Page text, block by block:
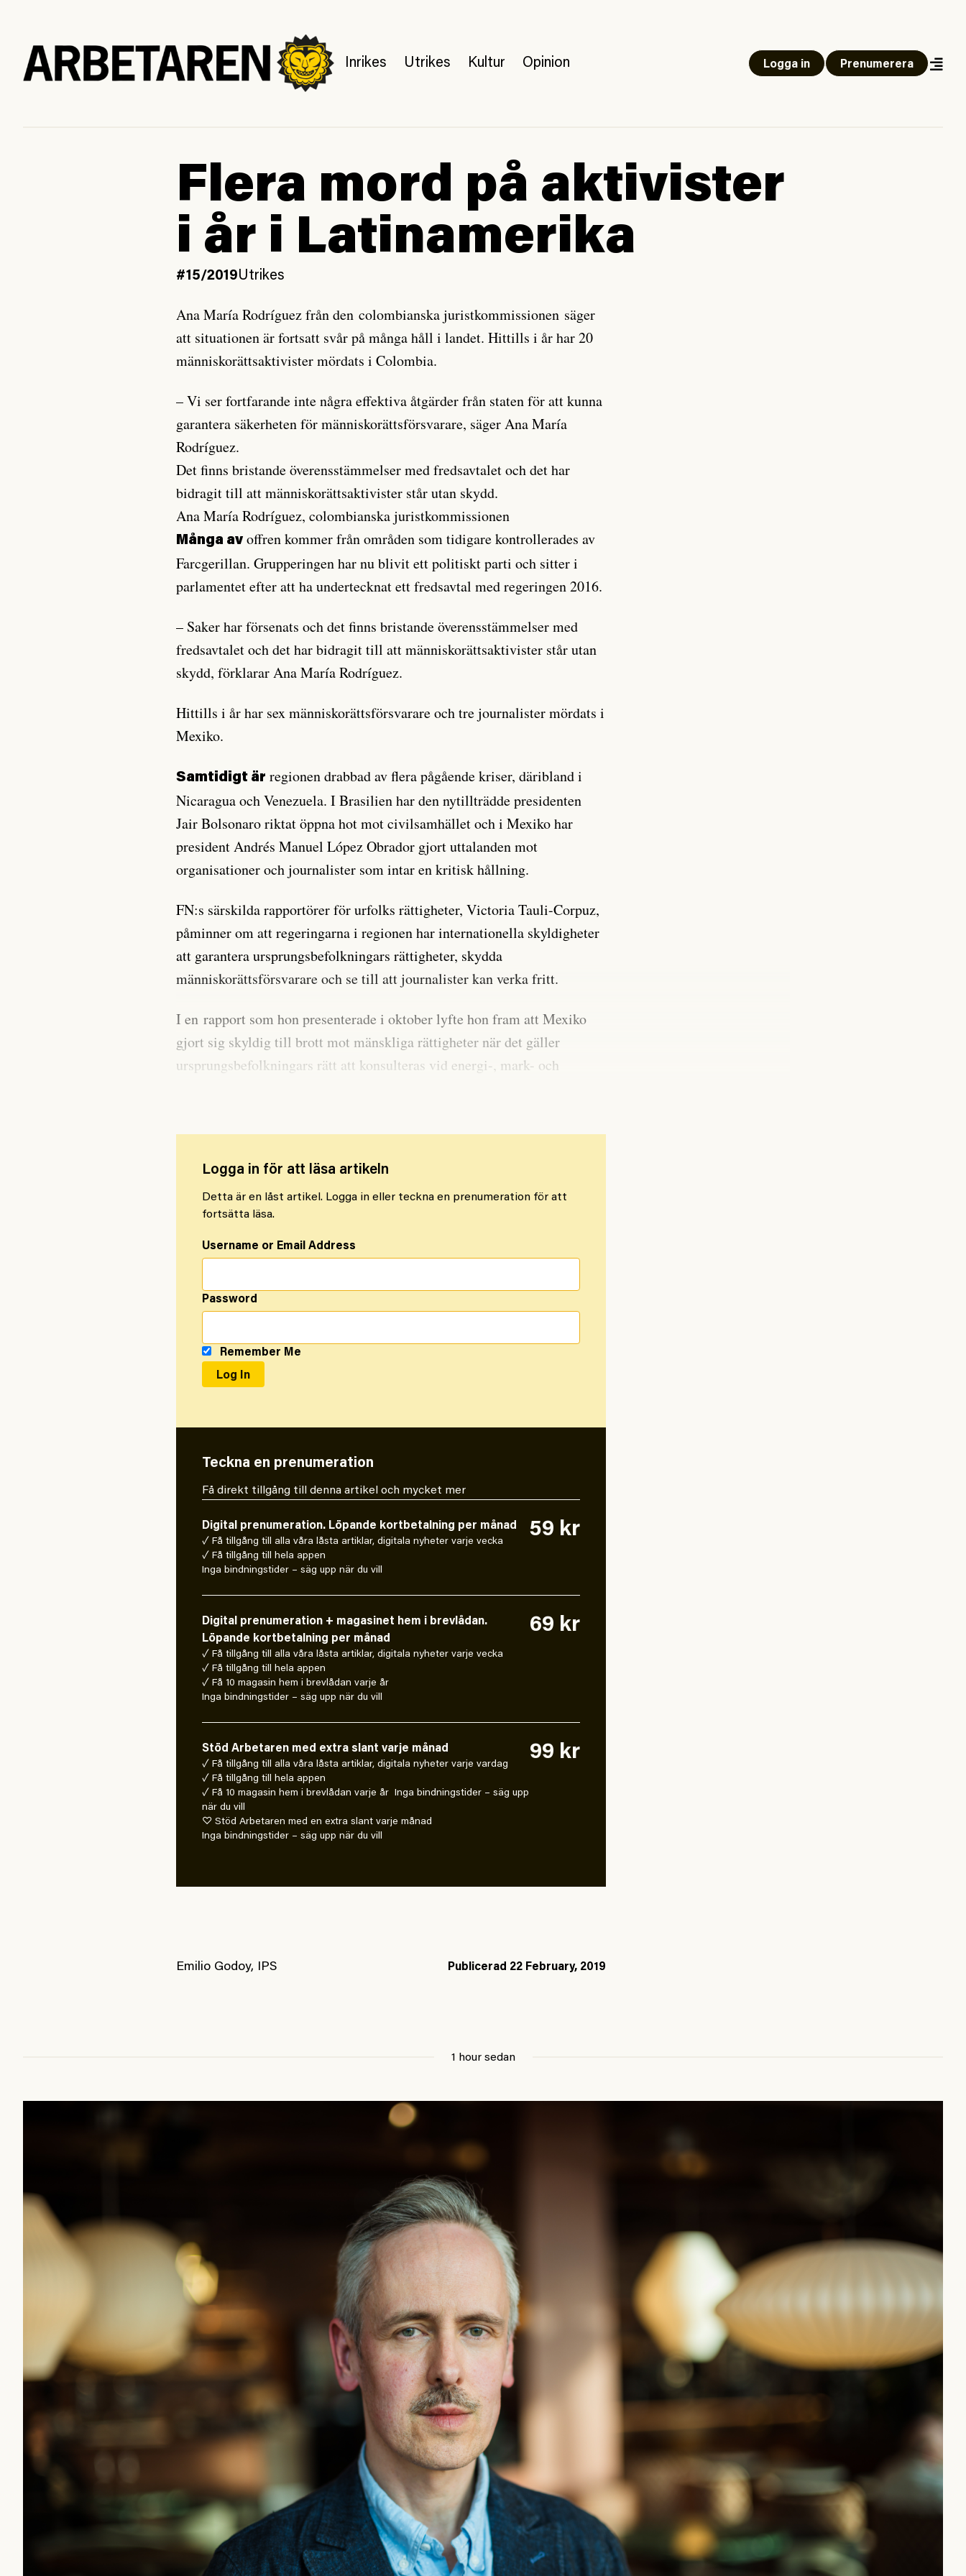
Inrikes Utrikes Kultur Opinion Logga in Prenumerera
Flera mord på aktivister
i år i Latinamerika
#15/2019Utrikes
Ana María Rodríguez från den colombianska juristkommissionen säger
att situationen är fortsatt svår på många håll i landet. Hittills i år har 20
människorättsaktivister mördats i Colombia.
– Vi ser fortfarande inte några effektiva åtgärder från staten för att kunna
garantera säkerheten för människorättsförsvarare, säger Ana María
Rodríguez.
Det finns bristande överensstämmelser med fredsavtalet och det har
bidragit till att människorättsaktivister står utan skydd.
Ana María Rodríguez, colombianska juristkommissionen
Många av offren kommer från områden som tidigare kontrollerades av
Farcgerillan. Grupperingen har nu blivit ett politiskt parti och sitter i
parlamentet efter att ha undertecknat ett fredsavtal med regeringen 2016.
– Saker har försenats och det finns bristande överensstämmelser med
fredsavtalet och det har bidragit till att människorättsaktivister står utan
skydd, förklarar Ana María Rodríguez.
Hittills i år har sex människorättsförsvarare och tre journalister mördats i
Mexiko.
Samtidigt är regionen drabbad av flera pågående kriser, däribland i
Nicaragua och Venezuela. I Brasilien har den nytillträdde presidenten
Jair Bolsonaro riktat öppna hot mot civilsamhället och i Mexiko har
president Andrés Manuel López Obrador gjort uttalanden mot
organisationer och journalister som intar en kritisk hållning.
FN:s särskilda rapportörer för urfolks rättigheter, Victoria Tauli-Corpuz,
påminner om att regeringarna i regionen har internationella skyldigheter
att garantera ursprungsbefolkningars rättigheter, skydda
människorättsförsvarare och se till att journalister kan verka fritt.
I en rapport som hon presenterade i oktober lyfte hon fram att Mexiko
gjort sig skyldig till brott mot mänskliga rättigheter när det gäller
ursprungsbefolkningars rätt att konsulteras vid energi-, mark- och
Logga in för att läsa artikeln
Detta är en låst artikel. Logga in eller teckna en prenumeration för att
fortsätta läsa.
Username or Email Address
Password
Remember Me
Teckna en prenumeration
Få direkt tillgång till denna artikel och mycket mer
Digital prenumeration. Löpande kortbetalning per månad
✓ Få tillgång till alla våra låsta artiklar, digitala nyheter varje vecka
✓ Få tillgång till hela appen
Inga bindningstider – säg upp när du vill
59 kr
Digital prenumeration + magasinet hem i brevlådan.
Löpande kortbetalning per månad
✓ Få tillgång till alla våra låsta artiklar, digitala nyheter varje vecka
✓ Få tillgång till hela appen
✓ Få 10 magasin hem i brevlådan varje år
Inga bindningstider – säg upp när du vill
69 kr
Stöd Arbetaren med extra slant varje månad
✓ Få tillgång till alla våra låsta artiklar, digitala nyheter varje vardag
✓ Få tillgång till hela appen
✓ Få 10 magasin hem i brevlådan varje år Inga bindningstider – säg upp
när du vill
♡ Stöd Arbetaren med en extra slant varje månad
Inga bindningstider – säg upp när du vill
99 kr
Emilio Godoy, IPS Publicerad 22 February, 2019
1 hour sedan